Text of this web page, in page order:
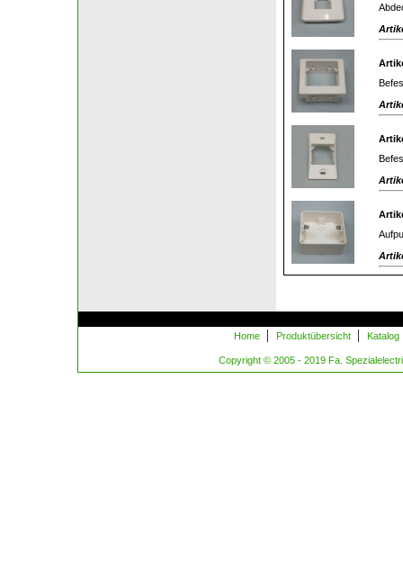
Home | Produktübersicht | Katalog
Copyright © 2005 - 2019 Fa.